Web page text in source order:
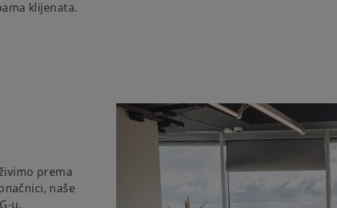
klijenata.
prema
naše
u.